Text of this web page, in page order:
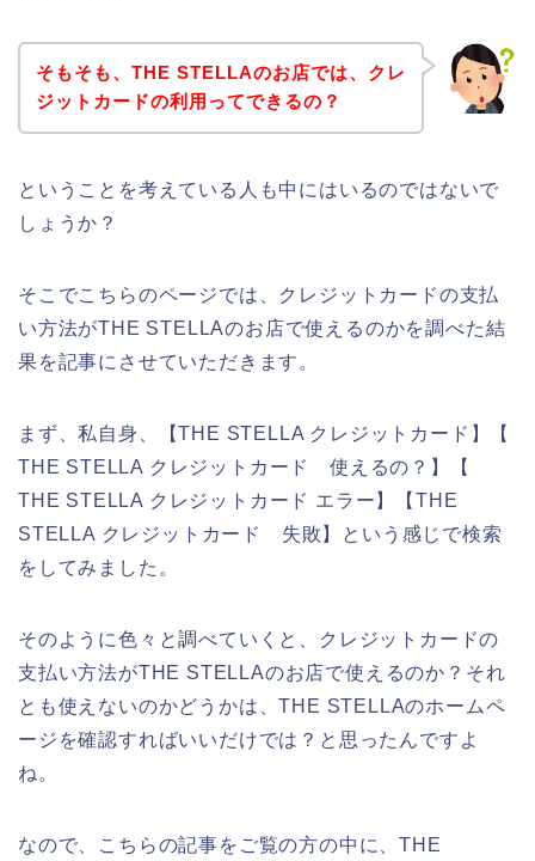
そもそも、THE STELLAのお店では、クレ
ジットカードの利用ってできるの？
ということを考えている人も中にはいるのではないで
しょうか？
そこでこちらのページでは、クレジットカードの支払
い方法がTHE STELLAのお店で使えるのかを調べた結
果を記事にさせていただきます。
まず、私自身、【THE STELLA クレジットカード】【
THE STELLA クレジットカード 使えるの？】【
THE STELLA クレジットカード エラー】【THE
STELLA クレジットカード 失敗】という感じで検索
をしてみました。
そのように色々と調べていくと、クレジットカードの
支払い方法がTHE STELLAのお店で使えるのか？それ
とも使えないのかどうかは、THE STELLAのホームペ
ージを確認すればいいだけでは？と思ったんですよ
ね。
なので、こちらの記事をご覧の方の中に、THE